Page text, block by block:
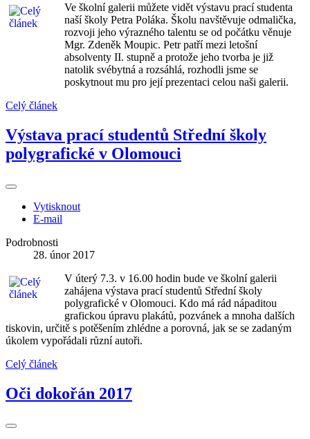
Ve školní galerii můžete vidět výstavu prací studenta
naší školy Petra Poláka. Školu navštěvuje odmalička,
rozvoji jeho výrazného talentu se od počátku věnuje
Mgr. Zdeněk Moupic. Petr patří mezi letošní
absolventy II. stupně a protože jeho tvorba je již
natolik svébytná a rozsáhlá, rozhodli jsme se
poskytnout mu pro její prezentaci celou naši galerii.
Celý článek
Výstava prací studentů Střední školy
polygrafické v Olomouci
Vytisknout
E-mail
Podrobnosti
28. únor 2017
V úterý 7.3. v 16.00 hodin bude ve školní galerii
zahájena výstava prací studentů Střední školy
polygrafické v Olomouci. Kdo má rád nápaditou
grafickou úpravu plakátů, pozvánek a mnoha dalších
tiskovin, určitě s potěšením zhlédne a porovná, jak se se zadaným
úkolem vypořádali různí autoři.
Celý článek
Oči dokořán 2017